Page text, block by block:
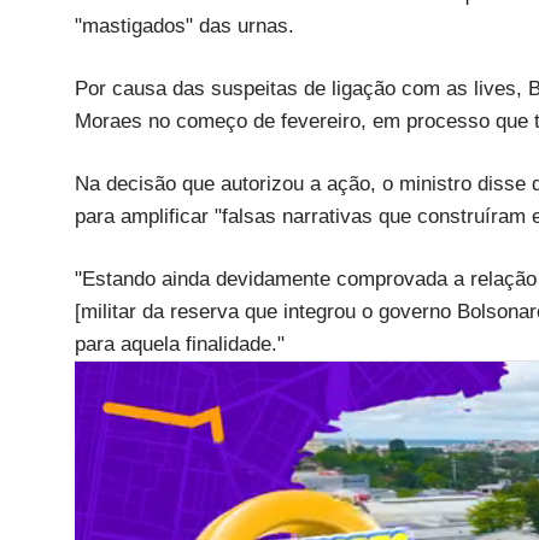
"mastigados" das urnas.
Por causa das suspeitas de ligação com as lives,
Moraes no começo de fevereiro, em processo
Na decisão que autorizou a ação, o ministro disse
para amplificar "falsas narrativas que
"Estando ainda devidamente comprovada a
[militar da reserva que integrou o governo
para aquela finalidade."